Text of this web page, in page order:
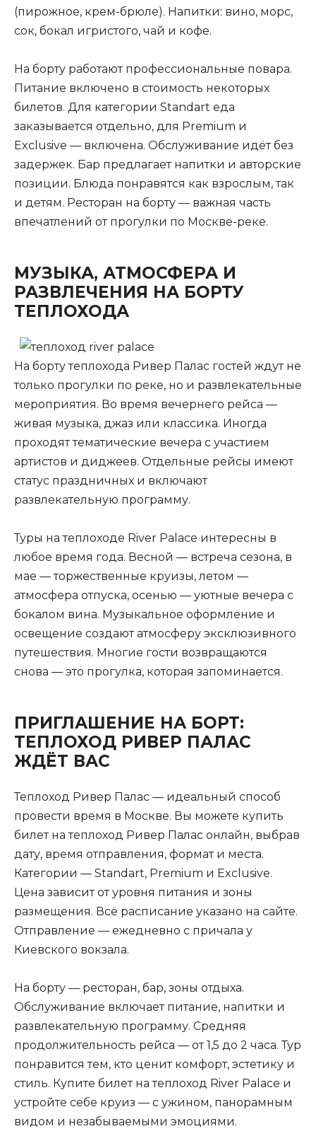
(пирожное, крем-брюле). Напитки: вино, морс,
сок, бокал игристого, чай и кофе.
На борту работают профессиональные повара.
Питание включено в стоимость некоторых
билетов. Для категории Standart еда
заказывается отдельно, для Premium и
Exclusive — включена. Обслуживание идёт без
задержек. Бар предлагает напитки и авторские
позиции. Блюда понравятся как взрослым, так
и детям. Ресторан на борту — важная часть
впечатлений от прогулки по Москве-реке.
МУЗЫКА, АТМОСФЕРА И
РАЗВЛЕЧЕНИЯ НА БОРТУ
ТЕПЛОХОДА
На борту теплохода Ривер Палас гостей ждут не
только прогулки по реке, но и развлекательные
мероприятия. Во время вечернего рейса —
живая музыка, джаз или классика. Иногда
проходят тематические вечера с участием
артистов и диджеев. Отдельные рейсы имеют
статус праздничных и включают
развлекательную программу.
Туры на теплоходе River Palace интересны в
любое время года. Весной — встреча сезона, в
мае — торжественные круизы, летом —
атмосфера отпуска, осенью — уютные вечера с
бокалом вина. Музыкальное оформление и
освещение создают атмосферу эксклюзивного
путешествия. Многие гости возвращаются
снова — это прогулка, которая запоминается.
ПРИГЛАШЕНИЕ НА БОРТ:
ТЕПЛОХОД РИВЕР ПАЛАС
ЖДЁТ ВАС
Теплоход Ривер Палас — идеальный способ
провести время в Москве. Вы можете купить
билет на теплоход Ривер Палас онлайн, выбрав
дату, время отправления, формат и места.
Категории — Standart, Premium и Exclusive.
Цена зависит от уровня питания и зоны
размещения. Всё расписание указано на сайте.
Отправление — ежедневно с причала у
Киевского вокзала.
На борту — ресторан, бар, зоны отдыха.
Обслуживание включает питание, напитки и
развлекательную программу. Средняя
продолжительность рейса — от 1,5 до 2 часа. Тур
понравится тем, кто ценит комфорт, эстетику и
стиль. Купите билет на теплоход River Palace и
устройте себе круиз — с ужином, панорамным
видом и незабываемыми эмоциями.